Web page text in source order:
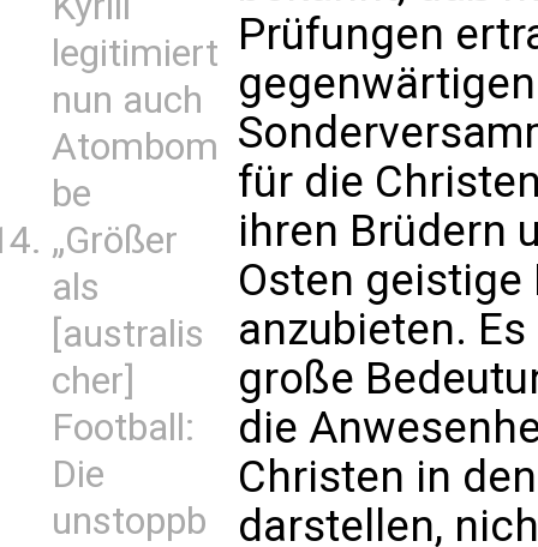
legitimiert
nun auch
Atombom
be
„Größer
als
[australis
cher]
Football:
Die
unstoppb
Prüfungen
für die
ihren Brüdern
Osten
anzubieten.
große
die
Christen in
darstellen,